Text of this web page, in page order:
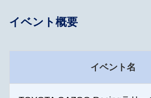
イベント概要
イベント名